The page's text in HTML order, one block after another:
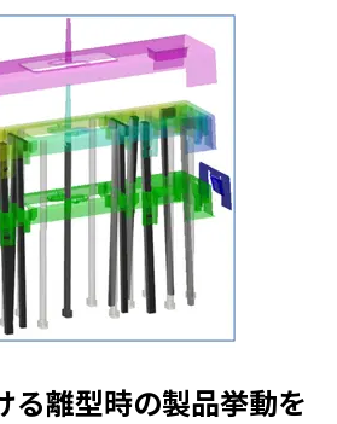
る離型時の製品挙動を